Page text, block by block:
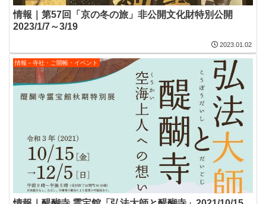
情報｜第57回「京の冬の旅」非公開文化財特別公開
2023/1/7～3/19
2023.01.02
情報－寺社・ご開帳・イベント